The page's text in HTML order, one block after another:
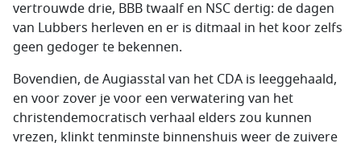
vertrouwde drie, BBB twaalf en NSC dertig: de dagen
van Lubbers herleven en er is ditmaal in het koor zelfs
geen gedoger te bekennen.
Bovendien, de Augiasstal van het CDA is leeggehaald,
en voor zover je voor een verwatering van het
christendemocratisch verhaal elders zou kunnen
vrezen, klinkt tenminste binnenshuis weer de zuivere